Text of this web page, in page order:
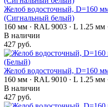
Желоб водосточный, D=160
(Сигнальный белый)
160 мм · RAL 9003 · L 1.25 мм
В наличии
427 руб.
Желоб водосточный, D=160
160 мм · RAL 9010 · L 1.25 мм
В наличии
427 руб.